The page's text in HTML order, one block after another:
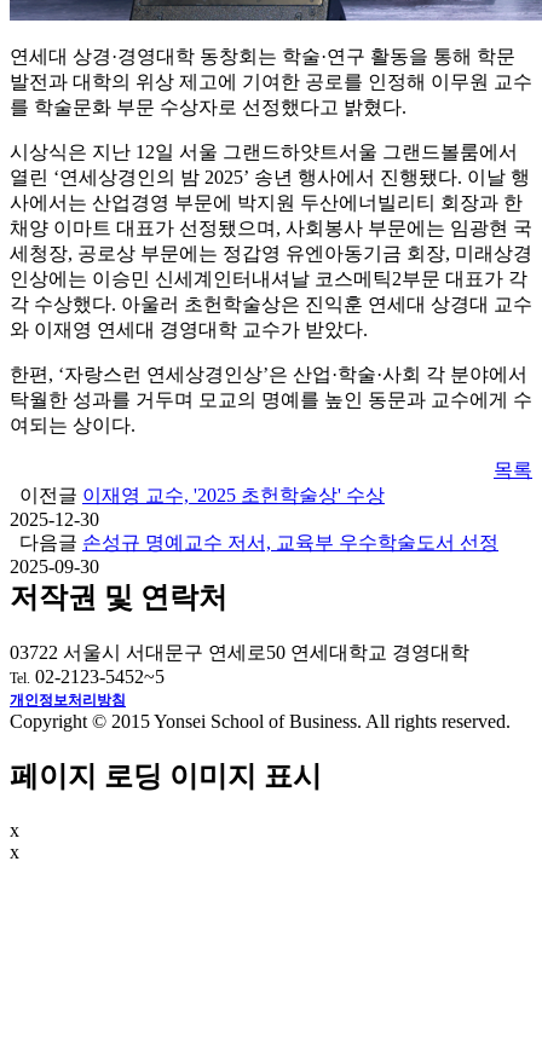
연세대 상경·경영대학 동창회는 학술·연구 활동을 통해 학문
발전과 대학의 위상 제고에 기여한 공로를 인정해 이무원 교수
를 학술문화 부문 수상자로 선정했다고 밝혔다.
시상식은 지난 12일 서울 그랜드하얏트서울 그랜드볼룸에서
열린 ‘연세상경인의 밤 2025’ 송년 행사에서 진행됐다. 이날 행
사에서는 산업경영 부문에 박지원 두산에너빌리티 회장과 한
채양 이마트 대표가 선정됐으며, 사회봉사 부문에는 임광현 국
세청장, 공로상 부문에는 정갑영 유엔아동기금 회장, 미래상경
인상에는 이승민 신세계인터내셔날 코스메틱2부문 대표가 각
각 수상했다. 아울러 초헌학술상은 진익훈 연세대 상경대 교수
와 이재영 연세대 경영대학 교수가 받았다.
한편, ‘자랑스런 연세상경인상’은 산업·학술·사회 각 분야에서
탁월한 성과를 거두며 모교의 명예를 높인 동문과 교수에게 수
여되는 상이다.
목록
이전글 이재영 교수, '2025 초헌학술상' 수상
2025-12-30
다음글 손성규 명예교수 저서, 교육부 우수학술도서 선정
2025-09-30
저작권 및 연락처
03722 서울시 서대문구 연세로50 연세대학교 경영대학
Tel. 02-2123-5452~5
개인정보처리방침
Copyright © 2015 Yonsei School of Business. All rights reserved.
페이지 로딩 이미지 표시
x
x